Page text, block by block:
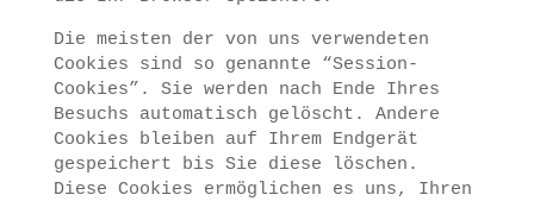
Die meisten der von uns verwendeten
Cookies sind so genannte “Session-
Cookies”. Sie werden nach Ende Ihres
Besuchs automatisch gelöscht. Andere
Cookies bleiben auf Ihrem Endgerät
gespeichert bis Sie diese löschen.
Diese Cookies ermöglichen es uns, Ihren